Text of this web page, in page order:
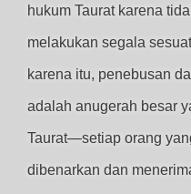
hukum Taurat karena
melakukan segala
karena itu, penebusan
adalah anugerah besar
Taurat—setiap orang
dibenarkan dan